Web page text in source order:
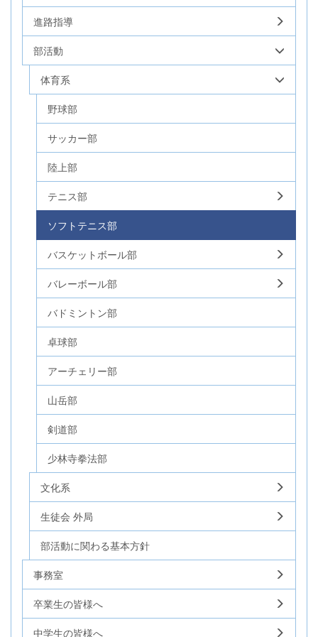
進路指導
部活動
体育系
野球部
サッカー部
陸上部
テニス部
ソフトテニス部
バスケットボール部
バレーボール部
バドミントン部
卓球部
アーチェリー部
山岳部
剣道部
少林寺拳法部
文化系
生徒会 外局
部活動に関わる基本方針
事務室
卒業生の皆様へ
中学生の皆様へ